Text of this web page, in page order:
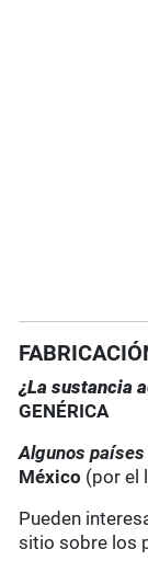
¿La sustancia
GENÉRICA
Algunos
México (por el
Pueden
sitio sobre los